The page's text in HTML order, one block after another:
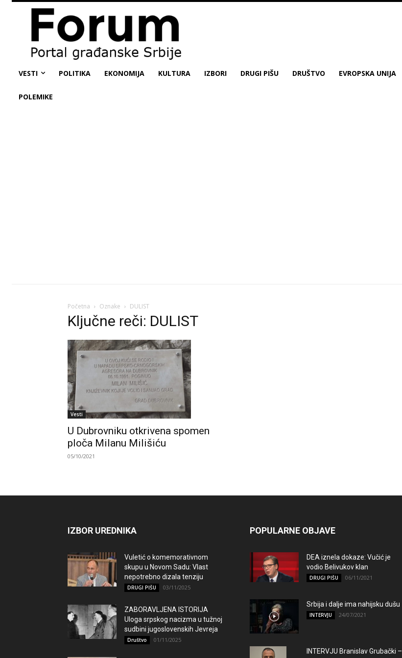
VESTI POLITIKA EKONOMIJA KULTURA IZBORI DRUGI PIŠU DRUŠTVO EVROPSKA UNIJA
POLEMIKE
Početna Oznake DULIST
Ključne reči: DULIST
Vesti
U Dubrovniku otkrivena spomen
ploča Milanu Milišiću
05/10/2021
IZBOR UREDNIKA
Vuletić o komemorativnom
skupu u Novom Sadu: Vlast
nepotrebno dizala tenziju
DRUGI PIŠU 03/11/2025
ZABORAVLJENA ISTORIJA
Uloga srpskog nacizma u tužnoj
sudbini jugoslovenskih Jevreja
Društvo 01/11/2025
POPULARNE OBJAVE
DEA iznela dokaze: Vučić je
vodio Belivukov klan
DRUGI PIŠU 06/11/2021
Srbija i dalje ima nahijsku dušu
INTERVJU 24/07/2021
INTERVJU Branislav Grubački –